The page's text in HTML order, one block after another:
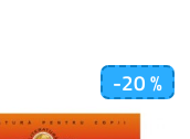
-20 %